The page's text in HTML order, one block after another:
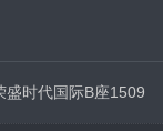
盛时代国际B座1509